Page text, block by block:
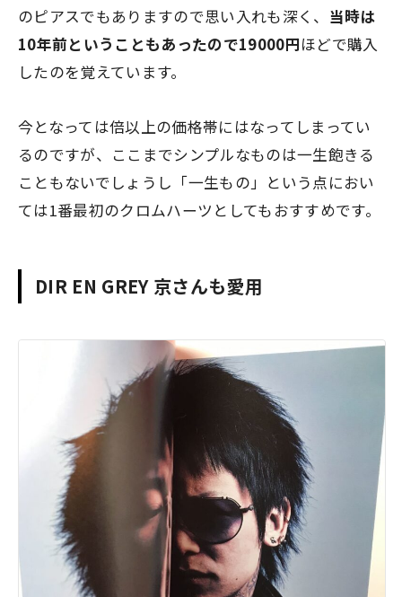
のピアスでもありますので思い入れも深く、 当時は
10年前ということもあったので19000円ほどで購入
したのを覚えています。
今となっては倍以上の価格帯にはなってしまってい
るのですが、ここまでシンプルなものは一生飽きる
こともないでしょうし「一生もの」という点におい
ては1番最初のクロムハーツとしてもおすすめです。
DIR EN GREY 京さんも愛用